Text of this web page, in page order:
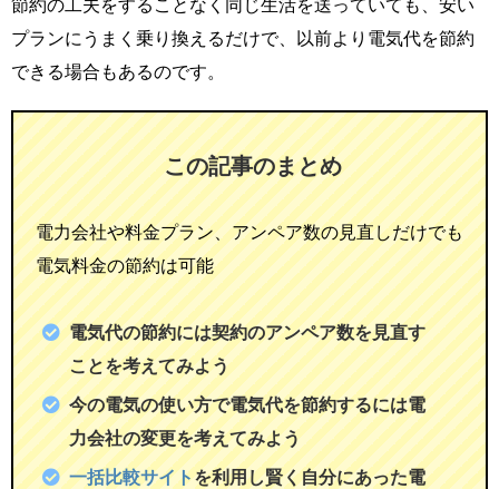
プランにうまく乗り換えるだけで、以前より電気代を節約
できる場合もあるのです。
この記事のまとめ
電力会社や料金プラン、アンペア数の見直しだけでも
電気料金の節約は可能
電気代の節約には契約のアンペア数を見直す
ことを考えてみよう
今の電気の使い方で電気代を節約するには電
力会社の変更を考えてみよう
一括比較サイトを利用し賢く自分にあった電